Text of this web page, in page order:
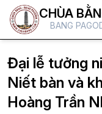
CHÙA
BANG
Đại lễ tưởng
Niết bàn và
Hoàng Trần